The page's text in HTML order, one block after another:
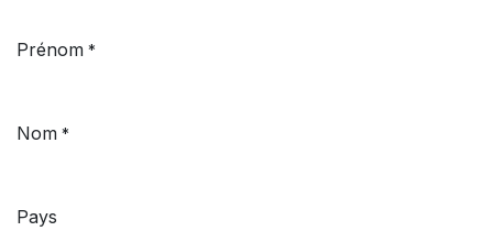
Prénom *
Nom *
Pays